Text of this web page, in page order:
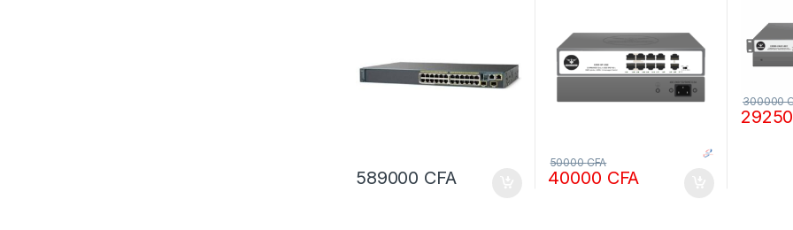
589000 CFA 40000 CFA
50000CFA
300000